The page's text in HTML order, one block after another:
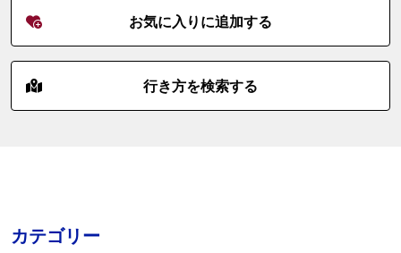
お気に入りに追加する
行き方を検索する
カテゴリー